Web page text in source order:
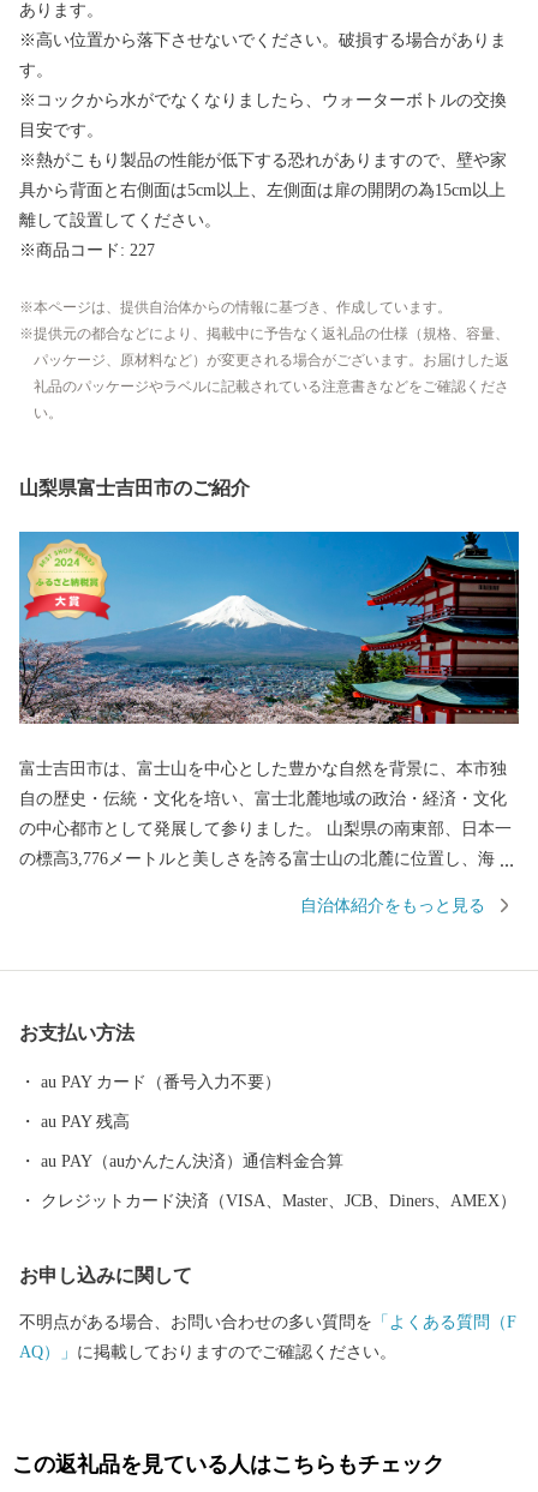
あります。
※高い位置から落下させないでください。破損する場合がありま
す。
※コックから水がでなくなりましたら、ウォーターボトルの交換
目安です。
※熱がこもり製品の性能が低下する恐れがありますので、壁や家
具から背面と右側面は5cm以上、左側面は扉の開閉の為15cm以上
離して設置してください。
※商品コード: 227
本ページは、提供自治体からの情報に基づき、作成しています。
提供元の都合などにより、掲載中に予告なく返礼品の仕様（規格、容量、
パッケージ、原材料など）が変更される場合がございます。お届けした返
礼品のパッケージやラベルに記載されている注意書きなどをご確認くださ
い。
山梨県富士吉田市のご紹介
富士吉田市は、富士山を中心とした豊かな自然を背景に、本市独
自の歴史・伝統・文化を培い、富士北麓地域の政治・経済・文化
の中心都市として発展して参りました。 山梨県の南東部、日本一
の標高3,776メートルと美しさを誇る富士山の北麓に位置し、海抜
山信仰の町として栄え、御師文化の面影が今も残されています。
自治体紹介をもっと見る
お支払い方法
au PAY カード（番号入力不要）
au PAY 残高
au PAY（auかんたん決済）通信料金合算
クレジットカード決済（VISA、Master、JCB、Diners、AMEX）
お申し込みに関して
不明点がある場合、お問い合わせの多い質問を 「よくある質問（F
AQ）」 に掲載しておりますのでご確認ください。
この返礼品を見ている人はこちらもチェック